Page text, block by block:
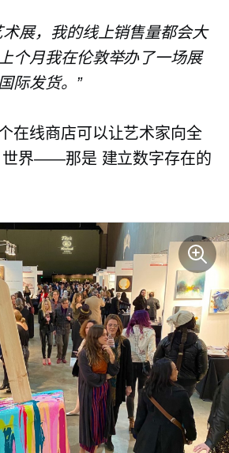
术展，我的线上销售量都会大
个月我在伦敦举办了一场展
际发货。”
在线商店可以让艺术家向全
世界——那是 建立数字存在的